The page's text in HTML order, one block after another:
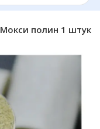
Мокси полин 1 штук